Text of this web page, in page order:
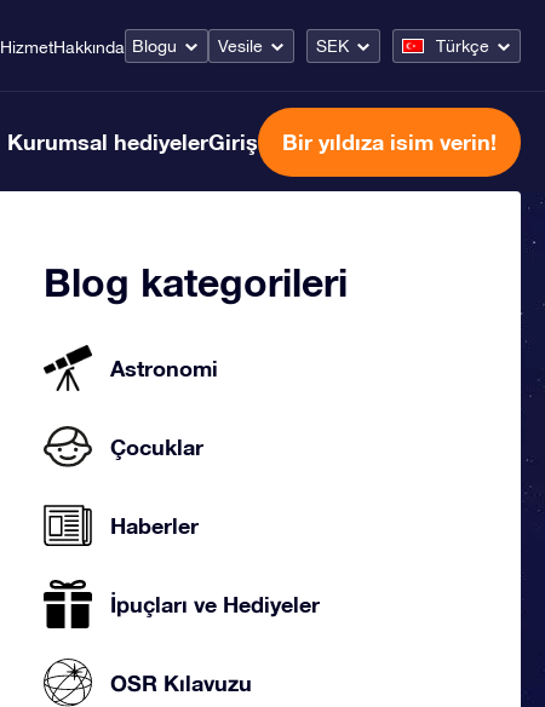
HizmetHakkında Blogu Vesile SEK Türkçe
Kurumsal hediyelerGiriş Bir yıldıza isim verin!
Blog kategorileri
Astronomi
Çocuklar
Haberler
İpuçları ve Hediyeler
OSR Kılavuzu